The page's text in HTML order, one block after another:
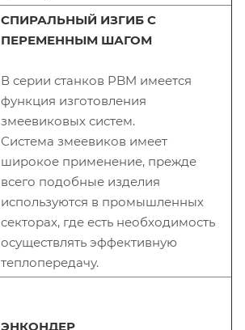
СПИРАЛЬНЫЙ ИЗГИБ С
ПЕРЕМЕННЫМ ШАГОМ
В серии станков PBM имеется
функция изготовления
змеевиковых систем.
Система змеевиков имеет
широкое применение, прежде
всего подобные изделия
используются в промышленных
секторах, где есть необходимость
осуществлять эффективную
теплопередачу.
ЭНКОНДЕР